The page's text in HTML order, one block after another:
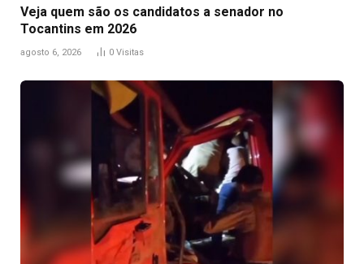
Veja quem são os candidatos a senador no
Tocantins em 2026
agosto 6, 2026 0 Visitas